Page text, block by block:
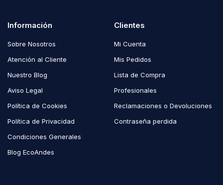
Información
Sobre Nosotros
Atención al Cliente
Nuestro Blog
Aviso Legal
Política de Cookies
Política de Privacidad
Condiciones Generales
Blog EcoAndes
Clientes
Mi Cuenta
Mis Pedidos
Lista de Compra
Profesionales
Reclamaciones o Devoluciones
Contraseña perdida